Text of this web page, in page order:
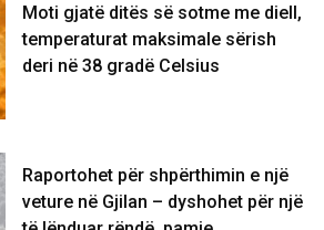
Moti gjatë ditës së sotme me diell,
temperaturat maksimale sërish
deri në 38 gradë Celsius
Raportohet për shpërthimin e një
veture në Gjilan – dyshohet për një